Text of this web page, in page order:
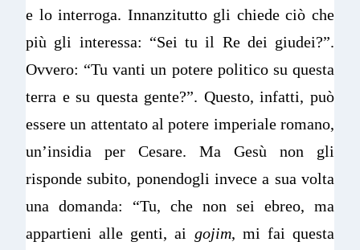
e lo interroga. Innanzitutto gli chiede ciò che
più gli interessa: “Sei tu il Re dei giudei?”.
Ovvero: “Tu vanti un potere politico su questa
terra e su questa gente?”. Questo, infatti, può
essere un attentato al potere imperiale romano,
un’insidia per Cesare. Ma Gesù non gli
risponde subito, ponendogli invece a sua volta
una domanda: “Tu, che non sei ebreo, ma
appartieni alle genti, ai gojim, mi fai questa